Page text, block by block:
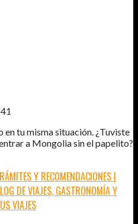
en tu misma situación. ¿Tuviste
a Mongolia sin el papelito?
Y RECOMENDACIONES |
DE VIAJES, GASTRONOMÍA Y
VIAJES